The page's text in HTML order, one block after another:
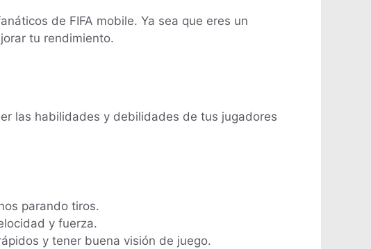
de FIFA mobile. Ya sea que eres un
tu rendimiento.
las habilidades y debilidades de tus jugadores
parando tiros.
y fuerza.
y tener buena visión de juego.